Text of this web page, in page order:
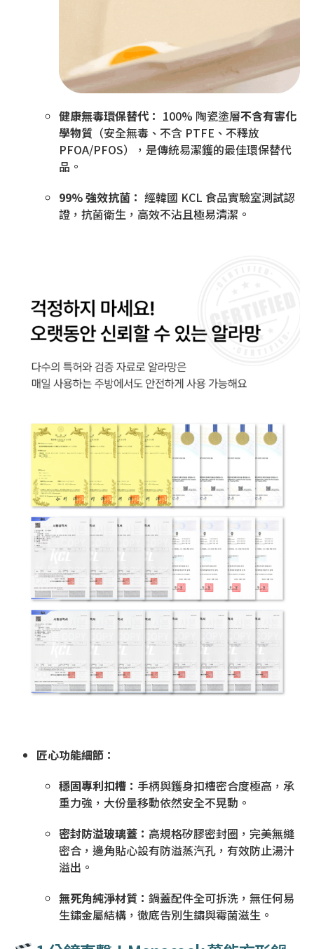
健康無毒環保替代： 100% 陶瓷塗層不含有害化
學物質 （安全無毒、不含 PTFE、不釋放
PFOA/PFOS），是傳統易潔鑊的最佳環保替代
品。
99% 強效抗菌： 經韓國 KCL 食品實驗室測試認
證，抗菌衛生，高效不沾且極易清潔。
匠心功能細節：
穩固專利扣槽： 手柄與鑊身扣槽密合度極高，承
重力強，大份量移動依然安全不晃動。
密封防溢玻璃蓋： 高規格矽膠密封圈，完美無縫
密合，邊角貼心設有防溢蒸汽孔，有效防止湯汁
溢出。
無死角純淨材質： 鍋蓋配件全可拆洗，無任何易
生鏽金屬結構，徹底告別生鏽與霉菌滋生。